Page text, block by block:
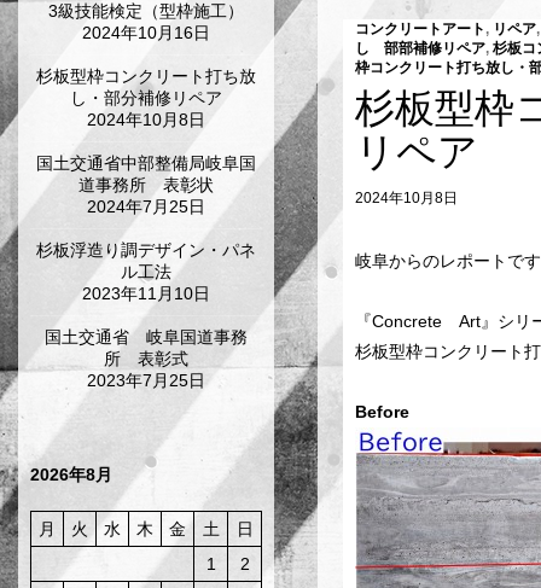
3級技能検定（型枠施工）
2024年10月16日
杉板型枠コンクリート打ち放
し・部分補修リペア
2024年10月8日
国土交通省中部整備局岐阜国
道事務所 表彰状
2024年7月25日
杉板浮造り調デザイン・パネ
ル工法
2023年11月10日
国土交通省 岐阜国道事務
所 表彰式
2023年7月25日
2026年8月
月 火 水 木 金 土 日
1
2
コンクリートアート , リペア
し 部部補修リペア, 杉板
枠コンクリート打ち放し・
杉板型枠
リペア
2024年10月8日
岐阜からのレポートで
『Concrete Art』シリ
杉板型枠コンクリート